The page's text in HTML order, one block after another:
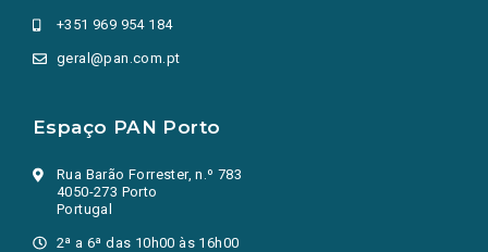
+351 969 954 184
geral@pan.com.pt
Espaço PAN Porto
Rua Barão Forrester, n.º 783
4050-273 Porto
Portugal
2ª a 6ª das 10h00 às 16h00